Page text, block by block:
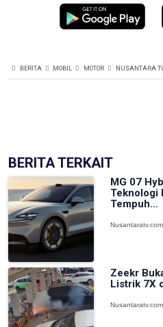
BERITA MOBIL MOTOR NUSANTARA
BERITA TERKAIT
MG 07
Teknologi
Tempuh...
Zeekr
Listrik 7X